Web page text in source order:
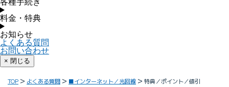
各種手続き
料金・特典
お知らせ
よくある質問
お問い合わせ
× 閉じる
TOP よくある質問 ■インターネット／光回線 特典／ポイント／値引